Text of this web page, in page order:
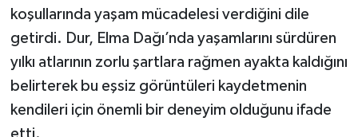
koşullarında yaşam mücadelesi verdiğini dile
getirdi. Dur, Elma Dağı’nda yaşamlarını sürdüren
yılkı atlarının zorlu şartlara rağmen ayakta kaldığını
belirterek bu eşsiz görüntüleri kaydetmenin
kendileri için önemli bir deneyim olduğunu ifade